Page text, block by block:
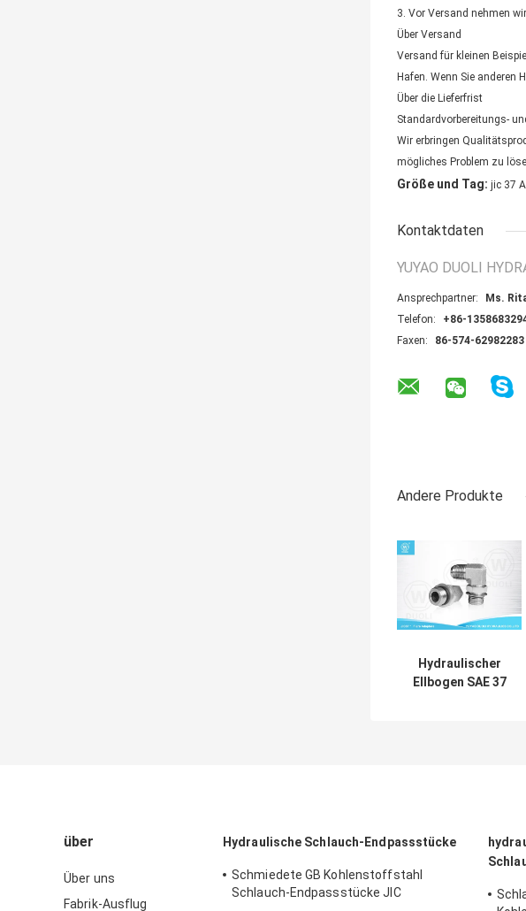
3. Vor Versand nehmen
Über Versand
Versand für kleinen
Hafen. Wenn Sie anderen
Über die Lieferfrist
Standardvorbereitungs-
Wir erbringen
mögliches Problem zu
Größe und Tag: jic 37
Kontaktdaten
YUYAO DUOLI
Ansprechpartner:
Ms.
Telefon:
+86-
Faxen:
86-574-62982283
Andere Produkte
Hydraulischer
Ellbogen SAE 37
über
Über uns
Fabrik-Ausflug
Hydraulische Schlauch-Endpassstücke
Schmiedete GB Kohlenstoffstahl
Schlauch-Endpassstücke JIC